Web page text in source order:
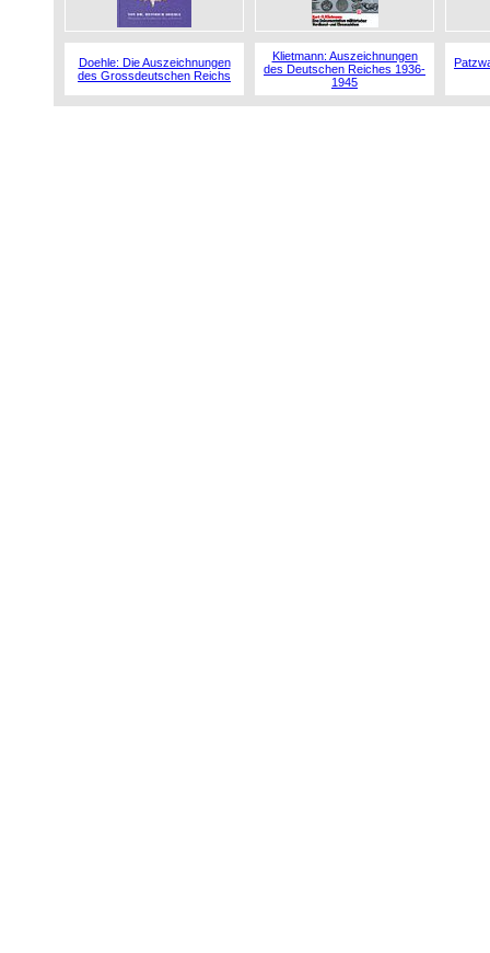
Doehle: Die Auszeichnungen
des Grossdeutschen Reichs
Klietmann: Auszeichnungen
des Deutschen Reiches 1936-
1945